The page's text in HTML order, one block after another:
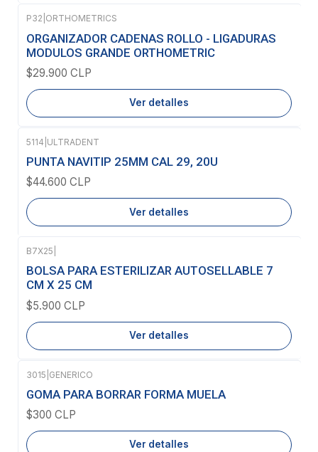
Agotado
P32 ORTHOMETRICS
ORGANIZADOR CADENAS ROLLO - LIGADURAS
MODULOS GRANDE ORTHOMETRIC
$29.900 CLP
Ver detalles
Agotado
5114 ULTRADENT
PUNTA NAVITIP 25MM CAL 29, 20U
$44.600 CLP
Ver detalles
Agotado
B7X25
BOLSA PARA ESTERILIZAR AUTOSELLABLE 7
CM X 25 CM
$5.900 CLP
Ver detalles
Agotado
3015 GENERICO
GOMA PARA BORRAR FORMA MUELA
$300 CLP
Ver detalles